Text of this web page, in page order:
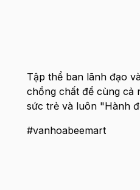
Tập thể ban lãnh đạo
chồng chất để cùng cả
sức trẻ và luôn "Hành
#vanhoabeemart